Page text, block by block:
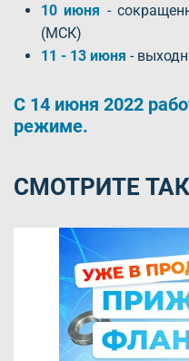
10 июня -
(МСК)
11 - 13 июня -
С 14 июня 2022
режиме.
СМОТРИТЕ